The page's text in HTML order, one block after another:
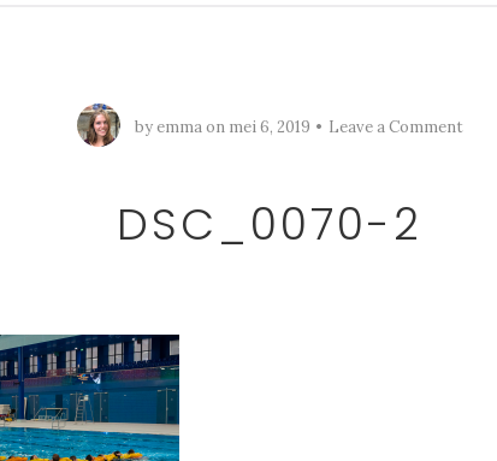
by emma on mei 6, 2019 Leave a Comment
DSC_0070-2